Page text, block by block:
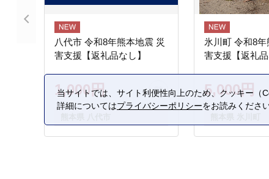
八代市 令和8年熊本地震 災
害支援【返礼品なし】
1,000円
氷川町 令和8年
害支援【返礼品
5,000円
当サイトでは、サイト利便性向上のため、クッキー（
詳細についてはプライバシーポリシーをお読みください